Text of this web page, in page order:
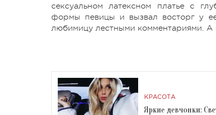
сексуальном латексном платье с
формы певицы и вызвал восторг у
любимицу лестными комментариями. А
КРАСОТА
Яркие девчонки: